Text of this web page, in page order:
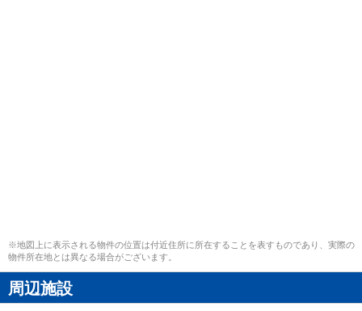
※地図上に表示される物件の位置は付近住所に所在することを表すものであり、実際の
物件所在地とは異なる場合がございます。
周辺施設